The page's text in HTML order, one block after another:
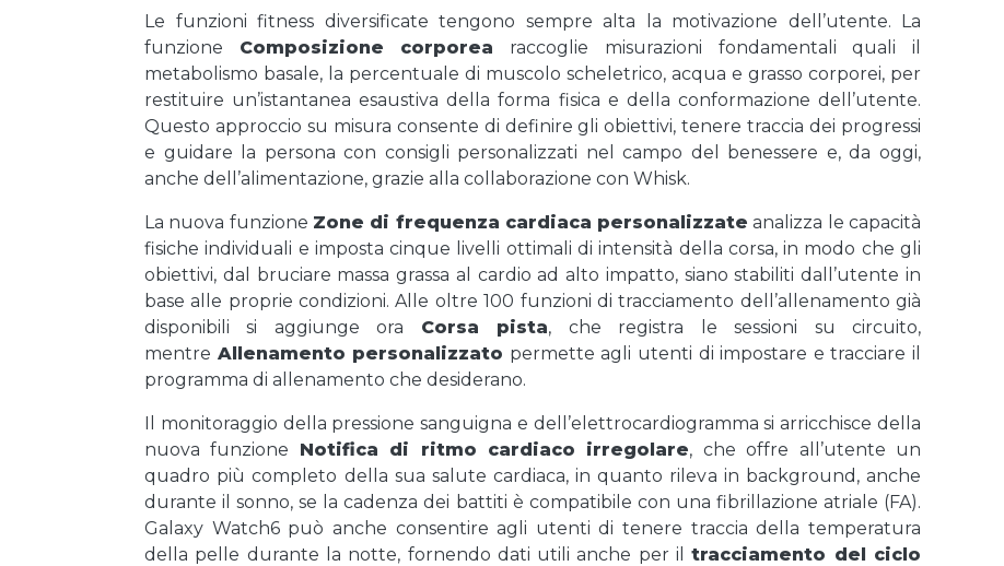
Le funzioni fitness diversificate tengono sempre alta la motivazione dell’utente. La
funzione Composizione corporea raccoglie misurazioni fondamentali quali il
metabolismo basale, la percentuale di muscolo scheletrico, acqua e grasso corporei, per
restituire un’istantanea esaustiva della forma fisica e della conformazione dell’utente.
Questo approccio su misura consente di definire gli obiettivi, tenere traccia dei progressi
e guidare la persona con consigli personalizzati nel campo del benessere e, da oggi,
anche dell’alimentazione, grazie alla collaborazione con Whisk.
La nuova funzione Zone di frequenza cardiaca personalizzate analizza le capacità
fisiche individuali e imposta cinque livelli ottimali di intensità della corsa, in modo che gli
obiettivi, dal bruciare massa grassa al cardio ad alto impatto, siano stabiliti dall’utente in
base alle proprie condizioni. Alle oltre 100 funzioni di tracciamento dell’allenamento già
disponibili si aggiunge ora Corsa pista, che registra le sessioni su circuito,
mentre Allenamento personalizzato permette agli utenti di impostare e tracciare il
programma di allenamento che desiderano.
Il monitoraggio della pressione sanguigna e dell’elettrocardiogramma si arricchisce della
nuova funzione Notifica di ritmo cardiaco irregolare, che offre all’utente un
quadro più completo della sua salute cardiaca, in quanto rileva in background, anche
durante il sonno, se la cadenza dei battiti è compatibile con una fibrillazione atriale (FA).
Galaxy Watch6 può anche consentire agli utenti di tenere traccia della temperatura
della pelle durante la notte, fornendo dati utili anche per iltracciamento del ciclo